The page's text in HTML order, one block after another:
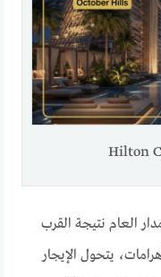
Hilton
العام نتيجة القرب
يتحول الإيجار